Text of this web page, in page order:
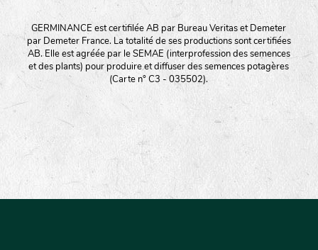
GERMINANCE est certifilée AB par Bureau Veritas et Demeter
par Demeter France. La totalité de ses productions sont certifiées
AB. Elle est agréée par le SEMAE (interprofession des semences
et des plants) pour produire et diffuser des semences potagères
(Carte n° C3 - 035502).